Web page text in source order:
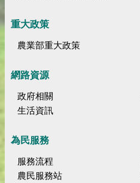
重大政策
農業部重大政策
網路資源
政府相關
生活資訊
為民服務
服務流程
農民服務站